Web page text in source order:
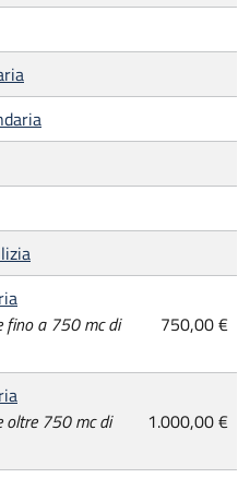
fino a 750 mc di
750,00 €
oltre 750 mc di
1.000,00 €